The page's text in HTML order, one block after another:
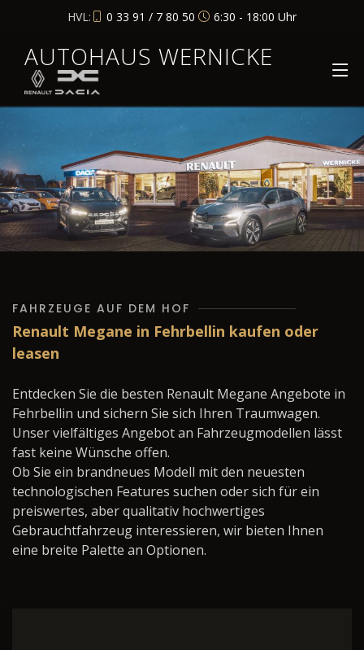
HVL: 0 33 91 / 7 80 50 6:30 - 18:00 Uhr
AUTOHAUS WERNICKE
FAHRZEUGE AUF DEM HOF
Renault Megane in Fehrbellin kaufen oder
leasen
Entdecken Sie die besten Renault Megane Angebote in
Fehrbellin und sichern Sie sich Ihren Traumwagen.
Unser vielfältiges Angebot an Fahrzeugmodellen lässt
fast keine Wünsche offen.
Ob Sie ein brandneues Modell mit den neuesten
technologischen Features suchen oder sich für ein
preiswertes, aber qualitativ hochwertiges
Gebrauchtfahrzeug interessieren, wir bieten Ihnen
eine breite Palette an Optionen.